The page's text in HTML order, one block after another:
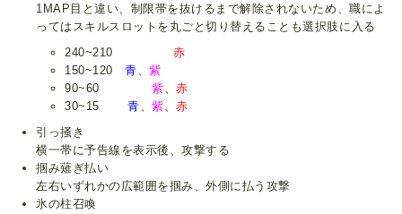
1MAP目と違い、制限帯を抜けるまで解除されないため、職によ
ってはスキルスロットを丸ごと切り替えることも選択肢に入る
240~210赤
150~120青、紫
90~60紫、赤
30~15青、紫、赤
引っ掻き
横一帯に予告線を表示後、攻撃する
掴み薙ぎ払い
左右いずれかの広範囲を掴み、外側に払う攻撃
氷の柱召喚